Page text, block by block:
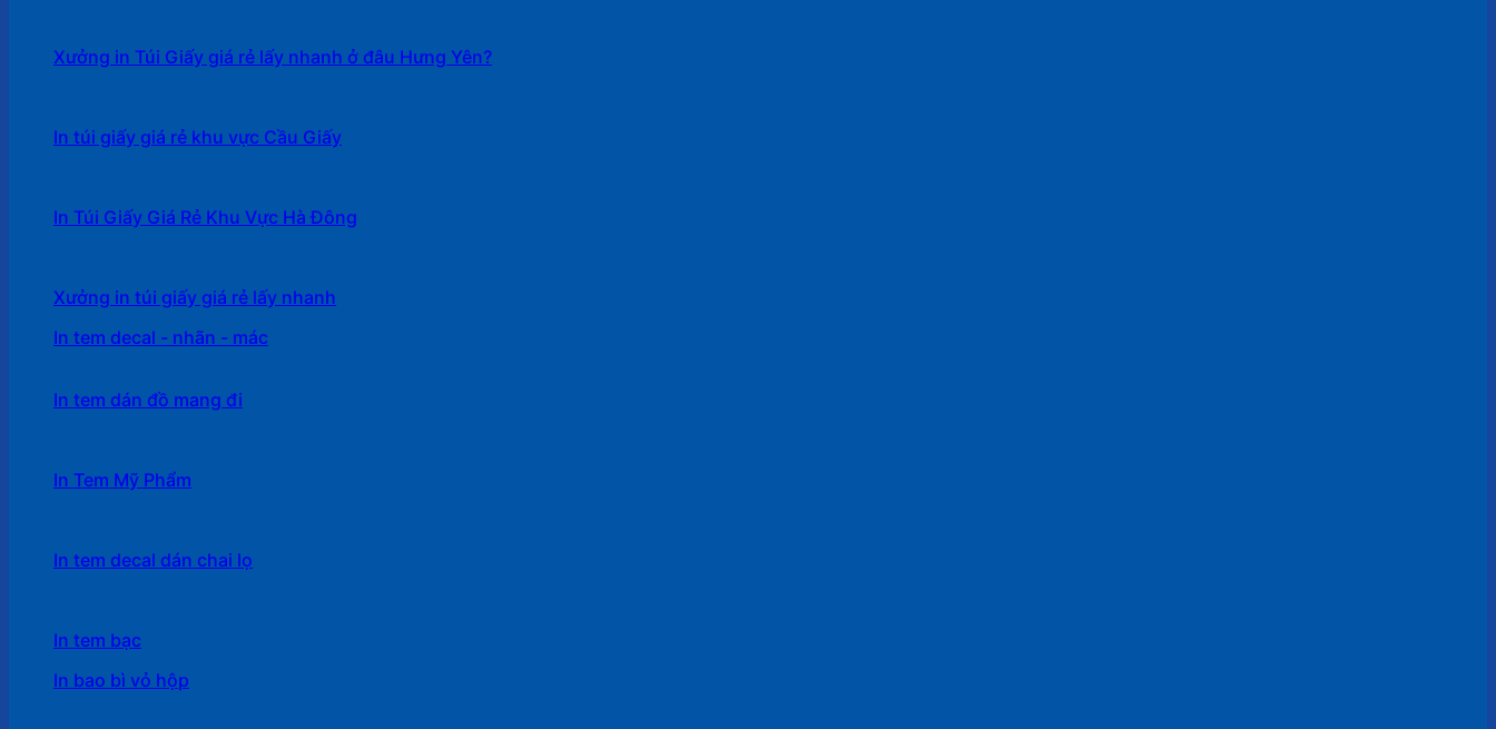
Xưởng in Túi Giấy giá rẻ lấy nhanh ở đâu Hưng Yên?
In túi giấy giá rẻ khu vực Cầu Giấy
In Túi Giấy Giá Rẻ Khu Vực Hà Đông
Xưởng in túi giấy giá rẻ lấy nhanh
In tem decal - nhãn - mác
In tem dán đồ mang đi
In Tem Mỹ Phẩm
In tem decal dán chai lọ
In tem bạc
In bao bì vỏ hộp